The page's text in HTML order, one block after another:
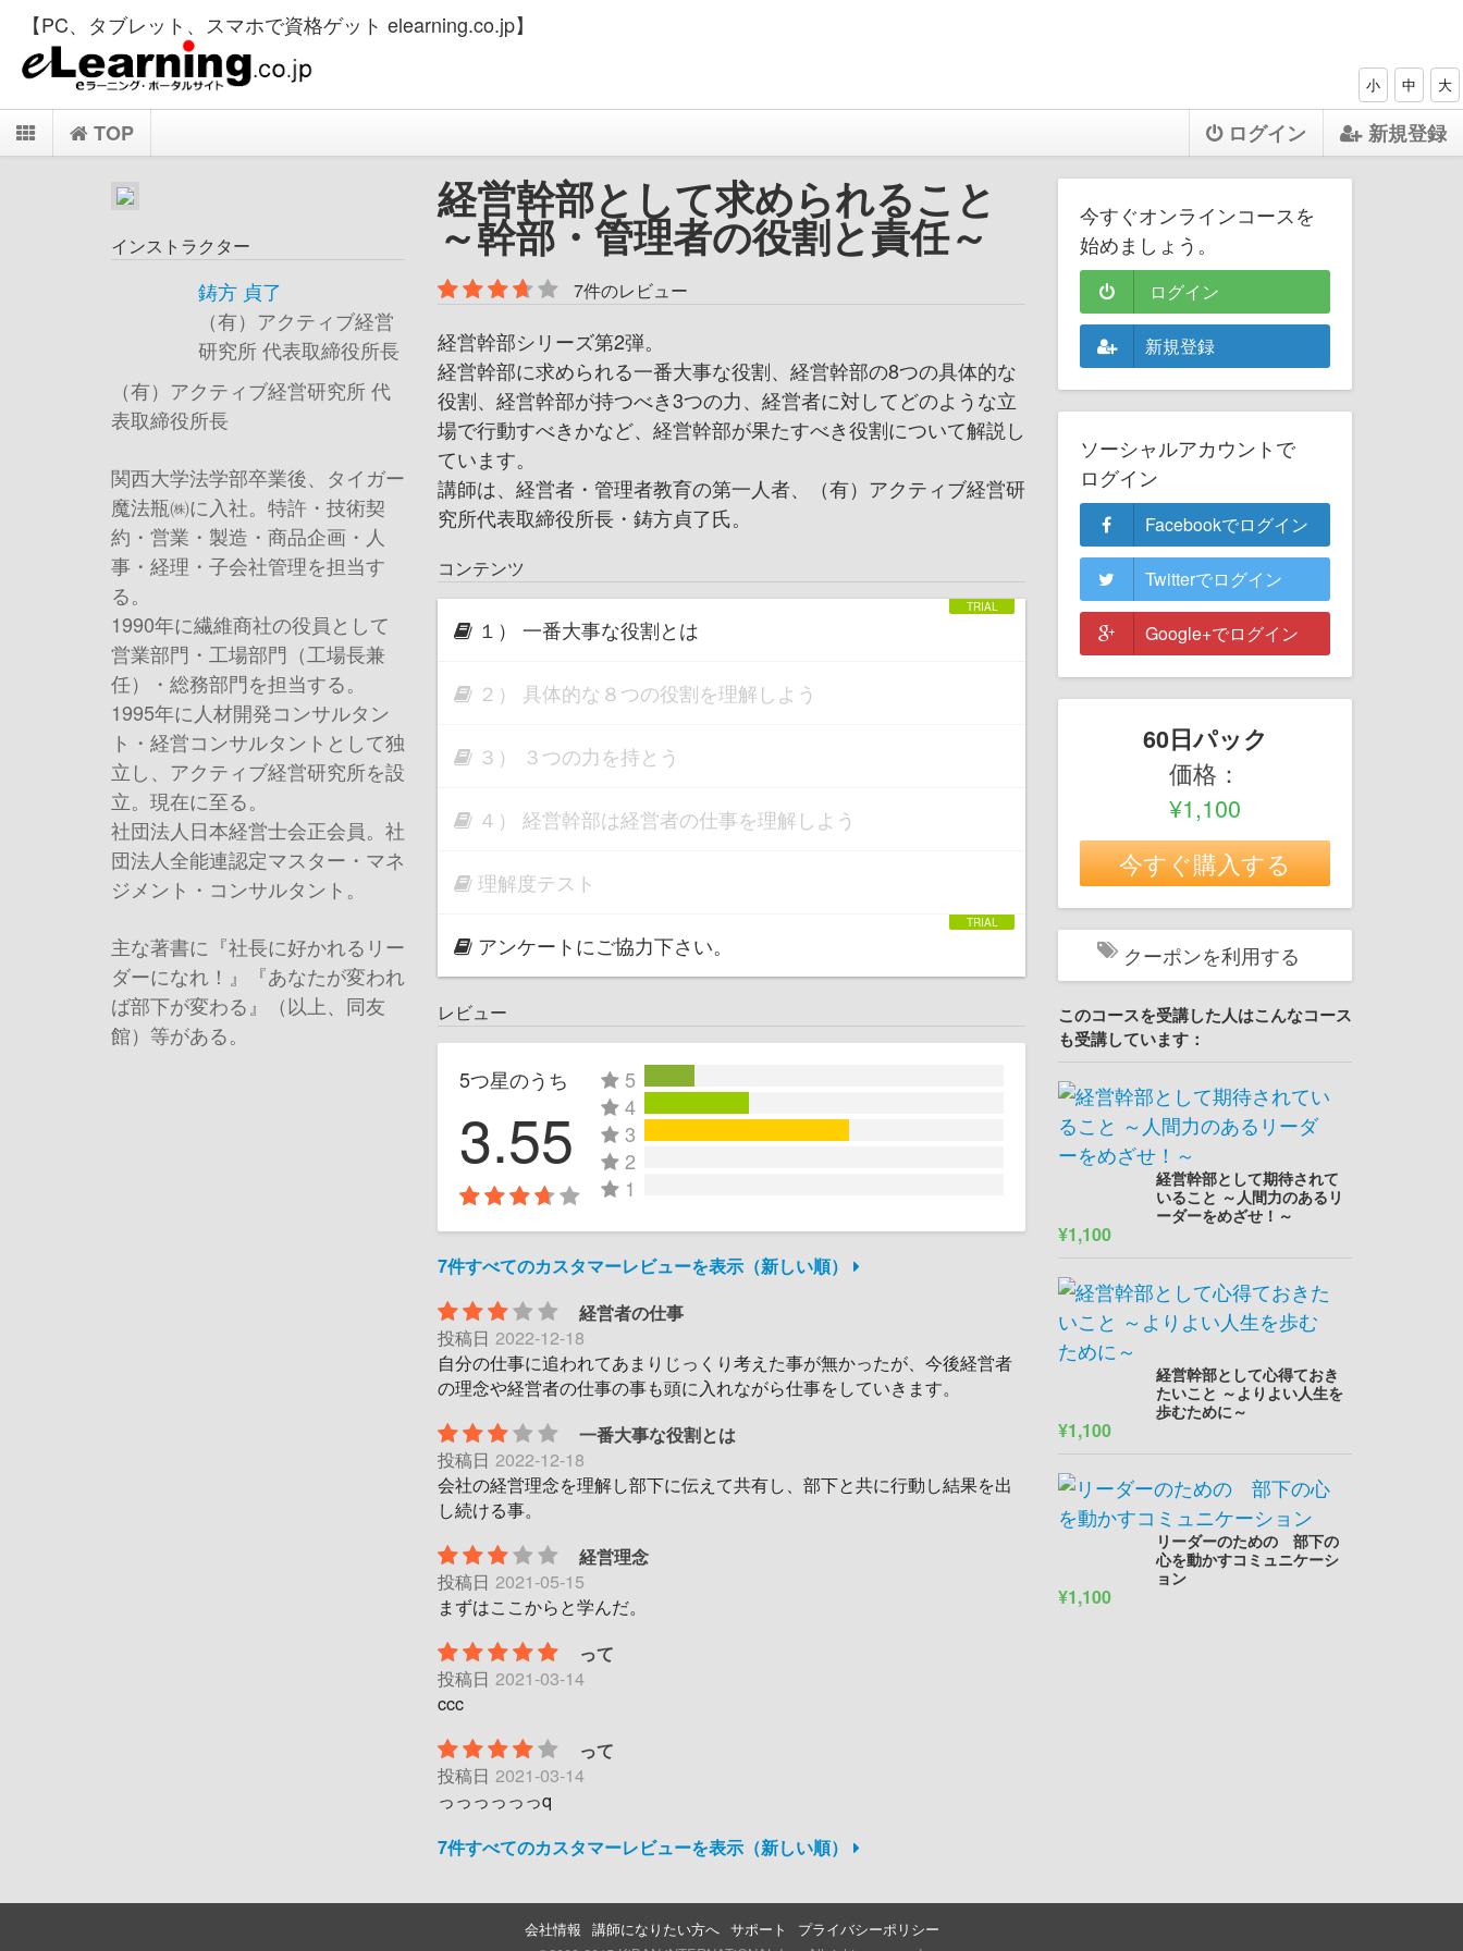
【PC、タブレット、スマホで資格ゲット elearning.co.jp】
小 中 大
TOP ログイン 新規登録
インストラクター
鋳方 貞了
（有）アクティブ経営
研究所 代表取締役所長
（有）アクティブ経営研究所 代
表取締役所長
関西大学法学部卒業後、タイガー
魔法瓶㈱に入社。特許・技術契
約・営業・製造・商品企画・人
事・経理・子会社管理を担当す
る。
1990年に繊維商社の役員として
営業部門・工場部門（工場長兼
任）・総務部門を担当する。
1995年に人材開発コンサルタン
ト・経営コンサルタントとして独
立し、アクティブ経営研究所を設
立。現在に至る。
社団法人日本経営士会正会員。社
団法人全能連認定マスター・マネ
ジメント・コンサルタント。
主な著書に『社長に好かれるリー
ダーになれ！』『あなたが変われ
ば部下が変わる』（以上、同友
館）等がある。
経営幹部として求められること
～幹部・管理者の役割と責任～
7件のレビュー
経営幹部シリーズ第2弾。
経営幹部に求められる一番大事な役割、経営幹部の8つの具体的な
役割、経営幹部が持つべき3つの力、経営者に対してどのような立
場で行動すべきかなど、経営幹部が果たすべき役割について解説し
ています。
講師は、経営者・管理者教育の第一人者、（有）アクティブ経営研
究所代表取締役所長・鋳方貞了氏。
コンテンツ
１） 一番大事な役割とは
２） 具体的な８つの役割を理解しよう
３） ３つの力を持とう
４） 経営幹部は経営者の仕事を理解しよう
理解度テスト
アンケートにご協力下さい。
レビュー
5つ星のうち
3.55
5
4
3
2
1
7件すべてのカスタマーレビューを表示（新しい順）
経営者の仕事
投稿日 2022-12-18
自分の仕事に追われてあまりじっくり考えた事が無かったが、今後経営者
の理念や経営者の仕事の事も頭に入れながら仕事をしていきます。
一番大事な役割とは
投稿日 2022-12-18
会社の経営理念を理解し部下に伝えて共有し、部下と共に行動し結果を出
し続ける事。
経営理念
投稿日 2021-05-15
まずはここからと学んだ。
って
投稿日 2021-03-14
ccc
って
投稿日 2021-03-14
っっっっっっq
7件すべてのカスタマーレビューを表示（新しい順）
今すぐオンラインコースを
始めましょう。
ログイン
新規登録
ソーシャルアカウントで
ログイン
Facebookでログイン
Twitterでログイン
Google+でログイン
60日パック
価格：
¥1,100
今すぐ購入する
クーポンを利用する
このコースを受講した人はこんなコース
も受講しています：
経営幹部として期待されて
いること ～人間力のあるリ
ーダーをめざせ！～
¥1,100
経営幹部として心得ておき
たいこと ～よりよい人生を
歩むために～
¥1,100
リーダーのための 部下の
心を動かすコミュニケーシ
ョン
¥1,100
会社情報 講師になりたい方へ サポート
プライバシーポリシー